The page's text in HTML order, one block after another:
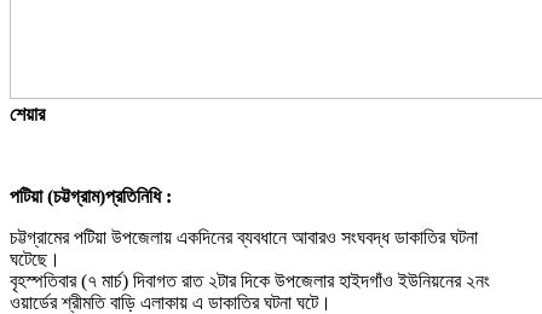
শেয়ার
পটিয়া (চট্টগ্রাম)প্রতিনিধি :
চট্টগ্রামের পটিয়া উপজেলায় একদিনের ব্যবধানে আবারও সংঘবদ্ধ ডাকাতির ঘটনা
ঘটেছে।
বৃহস্পতিবার (৭ মার্চ) দিবাগত রাত ২টার দিকে উপজেলার হাইদগাঁও ইউনিয়নের ২নং
ওয়ার্ডের শ্রীমতি বাড়ি এলাকায় এ ডাকাতির ঘটনা ঘটে।